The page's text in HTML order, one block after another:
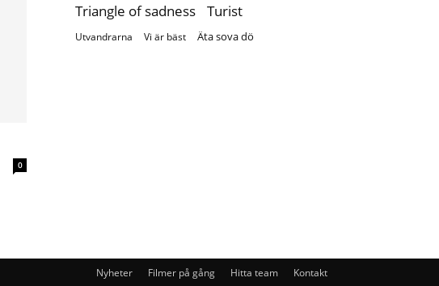
0
Triangle of sadness Turist
Utvandrarna Vi är bäst Äta sova dö
Nyheter Filmer på gång Hitta team Kontakt